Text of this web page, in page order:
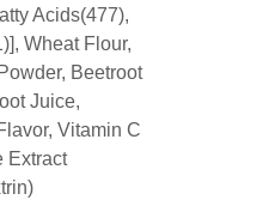
Acids(477),
Wheat Flour,
Beetroot
Juice,
Vitamin C
Extract